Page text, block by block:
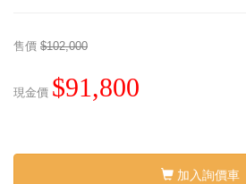
售價 $102,000
現金價 $91,800
加入詢價車